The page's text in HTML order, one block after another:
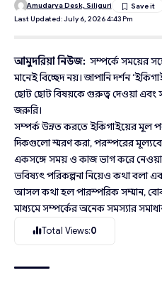
Last Updated: July 6, 2026 4:43 Pm
Amudarya Desk, Siliguri
আমুদরিয়া নিউজ: সম্পর্কে সময়ের
মানেই বিচ্ছেদ নয়। জাপানি দর্শন
ছোট ছোট বিষয়কে গুরুত্ব দেওয়া এবং
জরুরি।
সম্পর্ক উন্নত করতে ইকিগাইয়ের মূল
দিকগুলো স্মরণ করা, পরস্পরের
একসঙ্গে সময় ও কাজ ভাগ করে
ভবিষ্যৎ পরিকল্পনা নিয়েও কথা বলা
আসল কথা হল পারস্পরিক সম্মান,
মাধ্যমে সম্পর্কের অনেক সমস্যার
Total Views:0